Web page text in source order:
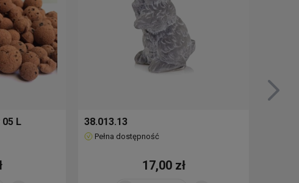
L 38.013.13
Pełna dostępność
17,00 zł